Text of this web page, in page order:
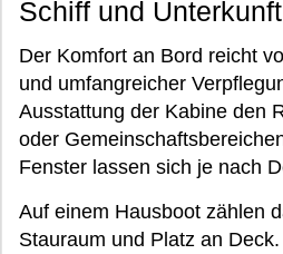
Schiff und
Der Komfort an Bord reicht
und umfangreicher
Ausstattung der Kabine den
oder
Fenster lassen sich je nach
Auf einem Hausboot zählen
Stauraum und Platz an